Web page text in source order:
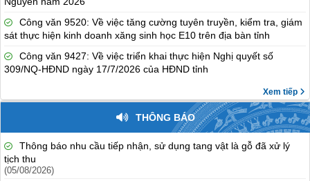
Công văn 9520: Về việc tăng cường tuyên truyền, kiểm tra, giám
sát thực hiện kinh doanh xăng sinh học E10 trên địa bàn tỉnh
Công văn 9427: Về việc triển khai thực hiện Nghị quyết số
309/NQ-HĐND ngày 17/7/2026 của HĐND tỉnh
Xem tiếp
THÔNG BÁO
Thông báo nhu cầu tiếp nhận, sử dụng tang vật là gỗ đã xử lý
tịch thu
(05/08/2026)